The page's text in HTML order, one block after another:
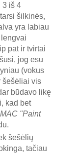
3 iš 4
šilkinės,
yra labiau
pat ir tvirtai
jog esu
(vokus
šešėliai vis
būdavo likę
kad bet
MAC "Paint
šešėlių
tačiau